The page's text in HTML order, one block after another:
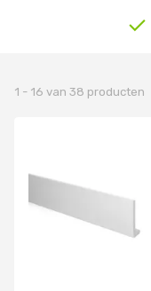
1 - 16 van 38 producten